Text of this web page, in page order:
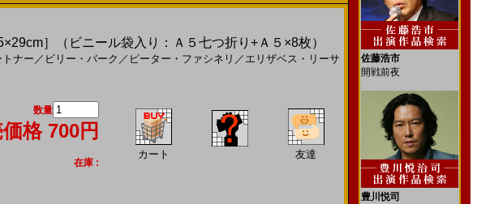
］（ビニール袋入り：Ａ５七つ折り+Ａ５×8枚）
ナー ／ ビリー・バーク ／ ピーター・ファシネリ ／ エリザベス・リーサ
数量
格 700円
在庫 :
カート 友達
佐藤浩市
開戦前夜
豊川悦司